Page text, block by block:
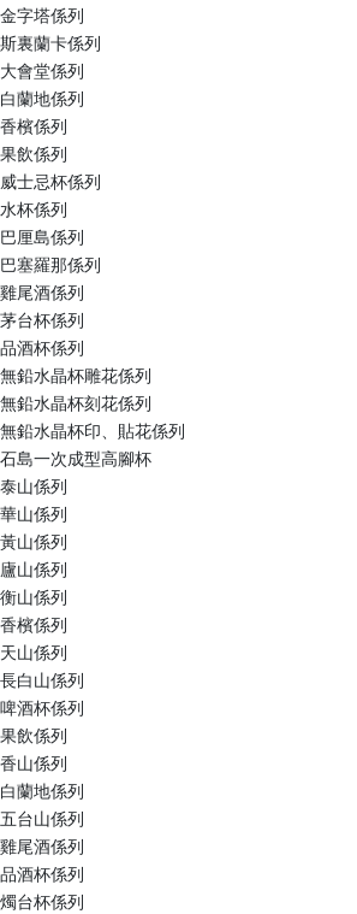
金字塔係列
斯裏蘭卡係列
大會堂係列
白蘭地係列
香檳係列
果飲係列
威士忌杯係列
水杯係列
巴厘島係列
巴塞羅那係列
雞尾酒係列
茅台杯係列
品酒杯係列
無鉛水晶杯雕花係列
無鉛水晶杯刻花係列
無鉛水晶杯印、貼花係列
石島一次成型高腳杯
泰山係列
華山係列
黃山係列
廬山係列
衡山係列
香檳係列
天山係列
長白山係列
啤酒杯係列
果飲係列
香山係列
白蘭地係列
五台山係列
雞尾酒係列
品酒杯係列
燭台杯係列